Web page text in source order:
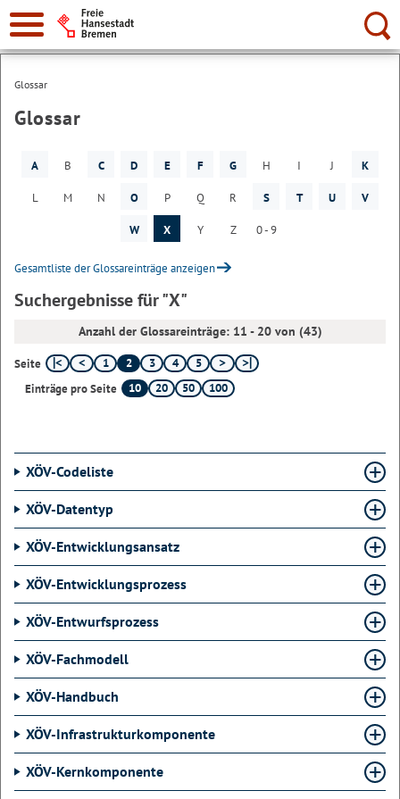
Suche:
Glossar
Glossar
A B C D E F G H I J K
L M N O P Q R S T U V
W X Y Z 0 - 9
Gesamtliste der Glossareinträge anzeigen
Suchergebnisse für "X"
Anzahl der Glossareinträge: 11 - 20 von (43)
Seite 1 2 3 4
5
Einträge pro Seite
10 20 50 100
XÖV-Codeliste
XÖV-Datentyp
XÖV-Entwicklungsansatz
XÖV-Entwicklungsprozess
XÖV-Entwurfsprozess
XÖV-Fachmodell
XÖV-Handbuch
XÖV-Infrastrukturkomponente
XÖV-Kernkomponente